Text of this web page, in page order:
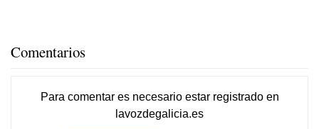
Comentarios
Para comentar es necesario estar registradoen
lavozdegalicia.es